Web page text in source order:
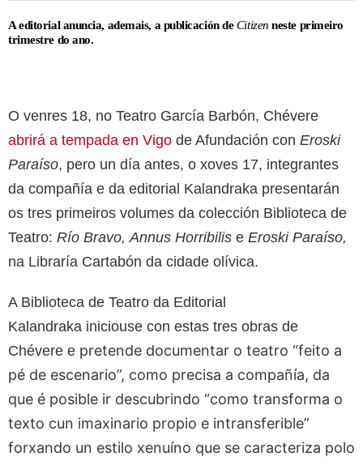
A editorial anuncia, ademais, a publicación deCitizen neste primeiro
trimestre do ano.
O venres 18, no Teatro García Barbón, Chévere
abrirá a tempada en Vigo de Afundación con Eroski
Paraíso, pero un día antes, o xoves 17, integrantes
da compañía e da editorial Kalandraka presentarán
os tres primeiros volumes da colección Biblioteca de
Teatro: Río Bravo, Annus Horribilis e Eroski Paraíso,
na Libraría Cartabón da cidade olívica.
A Biblioteca de Teatro da Editorial
Kalandraka iniciouse con estas tres obras de
Chévere e pretende documentar o teatro “feito a
pé de escenario”, como precisa a compañía, da
que é posible ir descubrindo “como transforma o
texto cun imaxinario propio e intransferible”
forxando un estilo xenuíno que se caracteriza polo